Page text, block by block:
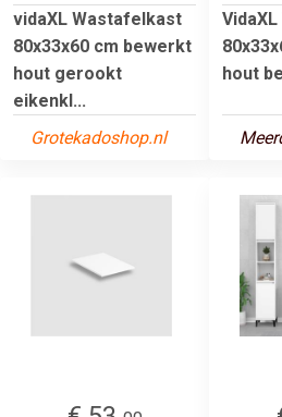
vidaXL Wastafelkast
80x33x60 cm bewerkt
hout gerookt
eikenkl...
Grotekadoshop.nl
hout